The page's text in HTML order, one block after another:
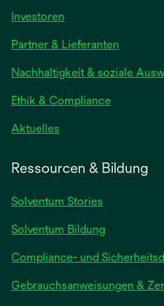
Investoren
einer
neuen
geöffnet
Partner & Lieferanten
Nachhaltigkeit & soziale
Ethik & Compliance
Aktuelles
Registerkarte
Ressourcen & Bildung
Solventum Stories
Solventum Bildung
Compliance- und
Gebrauchsanweisungen &